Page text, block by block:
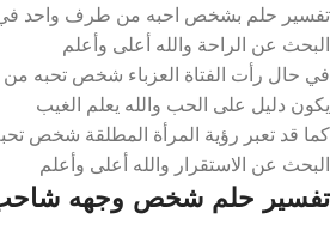
تفسير حلم بشخص احبه من طرف واحد في
البحث عن الراحة والله أعلى وأعلم
في حال رأت الفتاة العزباء شخص تحبه
يكون دليل على الحب والله يعلم الغيب
كما قد تعبر رؤية المرأة المطلقة شخص
البحث عن الاستقرار والله أعلى وأعلم
تفسير حلم شخص وجهه شاحب